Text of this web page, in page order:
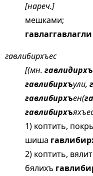
[нареч.]
мешками;
гавлаггавлагли
гавлибирхъес
[(мн. гавлидирхъ
гавлибирхъули,
гавлибирхъен(
гавлибирхъ
1) коптить,
шиша
2) коптить,
бялихъ